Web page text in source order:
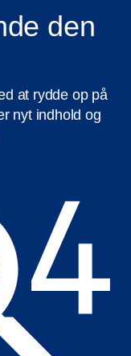
den
at rydde op på
nyt indhold og